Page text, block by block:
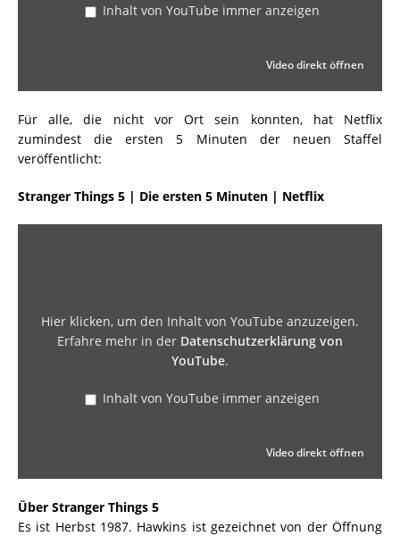
Inhalt von YouTube immer anzeigen
Video direkt öffnen
Für alle, die nicht vor Ort sein konnten, hat Netflix
zumindest die ersten 5 Minuten der neuen Staffel
veröffentlicht:
Stranger Things 5 | Die ersten 5 Minuten | Netflix
Hier klicken, um den Inhalt von YouTube anzuzeigen.
Erfahre mehr in der Datenschutzerklärung von
YouTube.
Inhalt von YouTube immer anzeigen
Video direkt öffnen
Über Stranger Things 5
Es ist Herbst 1987. Hawkins ist gezeichnet von der Öffnung